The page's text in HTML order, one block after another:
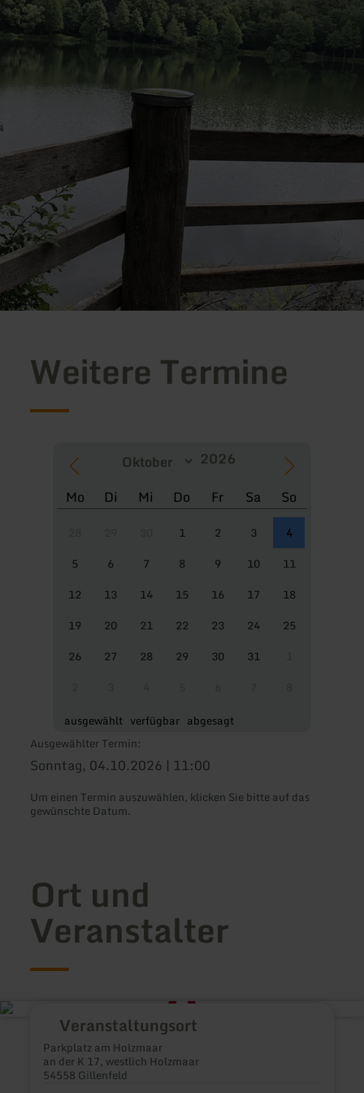
Weitere Termine
Mo Di Mi Do Fr Sa So
1 2 3
4
5
6 7 8 9 10
11
12
13 14 15 16 17
18
19
20 21 22 23 24
25
26
27 28 29 30 31
ausgewählt verfügbar abgesagt
Ausgewählter Termin:
Sonntag, 04.10.2026 | 11:00
Um einen Termin auszuwählen, klicken Sie bitte auf das
gewünschte Datum.
Ort und
Veranstalter
Veranstaltungsort
Parkplatz am Holzmaar
an der K 17, westlich Holzmaar
54558 Gillenfeld